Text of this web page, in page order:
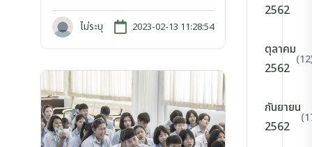
ไม่ระบุ 2023-02-13 11:28:54
2562
ตุลาคม
2562
กันยายน
2562